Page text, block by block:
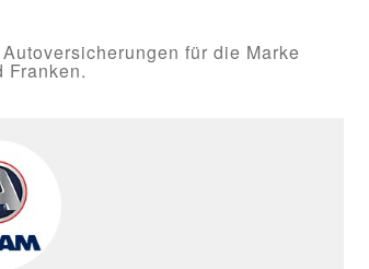
für die Marke
Franken.